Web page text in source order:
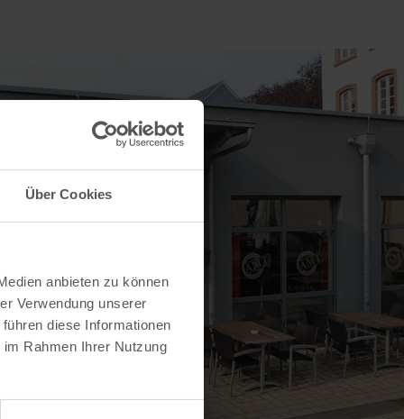
Über Cookies
anbieten zu können
Verwendung unserer
diese Informationen
Rahmen Ihrer Nutzung